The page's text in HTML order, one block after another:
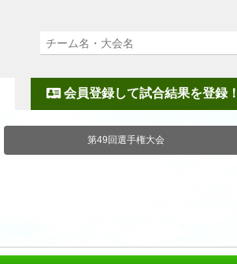
会員登録して試合結果を登録！
第49回選手権大会